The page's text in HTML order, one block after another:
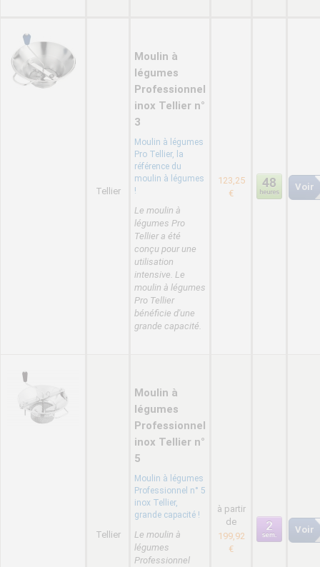
Tellier
Moulin à
légumes
Professionnel
inox Tellier n°
3
Moulin à légumes
Pro Tellier, la
référence du
moulin à légumes
!
Le moulin à
légumes Pro
Tellier a été
conçu pour une
utilisation
intensive. Le
moulin à légumes
Pro Tellier
bénéficie d'une
grande capacité.
123,25
€
Voir
Tellier
Moulin à
légumes
Professionnel
inox Tellier n°
5
Moulin à légumes
Professionnel n° 5
inox Tellier,
grande capacité !
Le moulin à
légumes
Professionnel
à partir
de
199,92
€
Voir